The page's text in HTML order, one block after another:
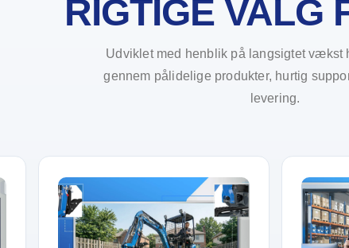
RIGTIGE VALG
Udviklet med henblik på langsigtet vækst
gennem pålidelige produkter, hurtig
levering.